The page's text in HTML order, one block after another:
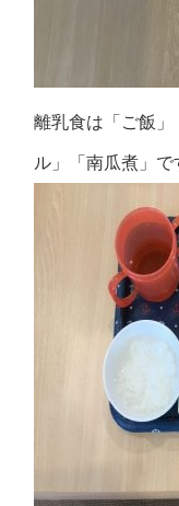
離乳食は「ご飯
ル」「南瓜煮」で